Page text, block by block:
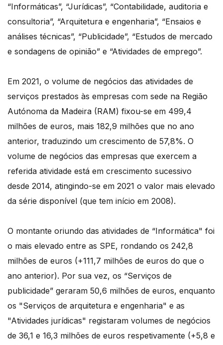
“Informáticas”, “Jurídicas”, “Contabilidade, auditoria e
consultoria”, “Arquitetura e engenharia”, “Ensaios e
análises técnicas”, “Publicidade”, “Estudos de mercado
e sondagens de opinião” e “Atividades de emprego”.
Em 2021, o volume de negócios das atividades de
serviços prestados às empresas com sede na Região
Autónoma da Madeira (RAM) fixou-se em 499,4
milhões de euros, mais 182,9 milhões que no ano
anterior, traduzindo um crescimento de 57,8%. O
volume de negócios das empresas que exercem a
referida atividade está em crescimento sucessivo
desde 2014, atingindo-se em 2021 o valor mais elevado
da série disponível (que tem início em 2008).
O montante oriundo das atividades de “Informática" foi
o mais elevado entre as SPE, rondando os 242,8
milhões de euros (+111,7 milhões de euros do que o
ano anterior). Por sua vez, os “Serviços de
publicidade” geraram 50,6 milhões de euros, enquanto
os "Serviços de arquitetura e engenharia" e as
"Atividades jurídicas" registaram volumes de negócios
de 36,1 e 16,3 milhões de euros respetivamente (+5,8 e